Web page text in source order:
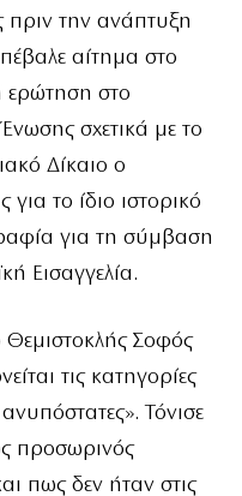
πριν την ανάπτυξη
αίτημα στο
ερώτηση στο
σχετικά με το
Δίκαιο ο
το ίδιο ιστορικό
για τη σύμβαση
Εισαγγελία.
Σοφός
τις κατηγορίες
Τόνισε
προσωρινός
πως δεν ήταν στις